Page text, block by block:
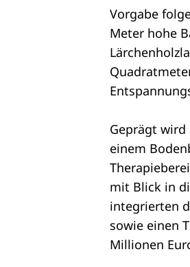
Vorgabe
Meter hohe
Geprägt
einem
mit Blick in
integrierten
sowie einen
Millionen